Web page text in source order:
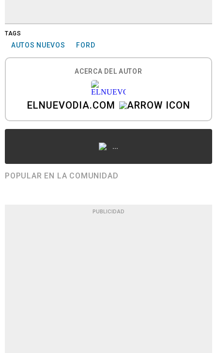
TAGS
AUTOS NUEVOS FORD
ACERCA DEL AUTOR
ELNUEVODIA.COM
...
POPULAR EN LA COMUNIDAD
PUBLICIDAD